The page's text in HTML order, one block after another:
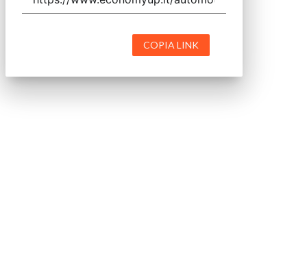
COPIA LINK